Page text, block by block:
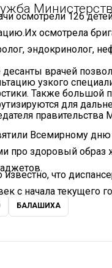
осмотрели 126
Их осмотрела
эндокринолог,
десанты врачей
узкого
Также большой
для
правительства
Всемирному
про здоровый образ
известно, что
с начала текущего
БАЛАШИХА